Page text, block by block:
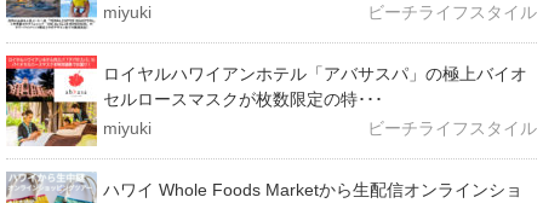
miyuki
ビーチライフスタイル
ロイヤルハワイアンホテル「アバサスパ」の極上バイオ
セルロースマスクが枚数限定の特･･･
miyuki
ビーチライフスタイル
ハワイ Whole Foods Marketから生配信オンラインショ